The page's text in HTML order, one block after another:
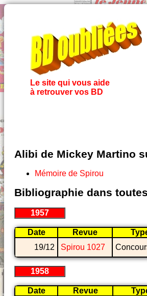
Le site qui vous aide
à retrouver vos BD
Alibi de Mickey Martino
Mémoire de Spirou
Bibliographie dans
1957
Date Revue
19/12
Spirou 1027
1958
Date Revue